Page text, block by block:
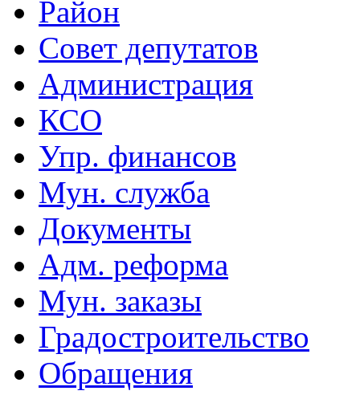
Район
Совет депутатов
Администрация
КСО
Упр. финансов
Мун. служба
Документы
Адм. реформа
Мун. заказы
Градостроительство
Обращения